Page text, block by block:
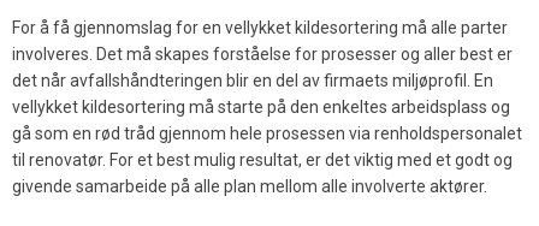
For å få gjennomslag for en vellykket kildesortering må alle parter
involveres. Det må skapes forståelse for prosesser og aller best er
det når avfallshåndteringen blir en del av firmaets miljøprofil. En
vellykket kildesortering må starte på den enkeltes arbeidsplass og
gå som en rød tråd gjennom hele prosessen via renholdspersonalet
til renovatør. For et best mulig resultat, er det viktig med et godt og
givende samarbeide på alle plan mellom alle involverte aktører.